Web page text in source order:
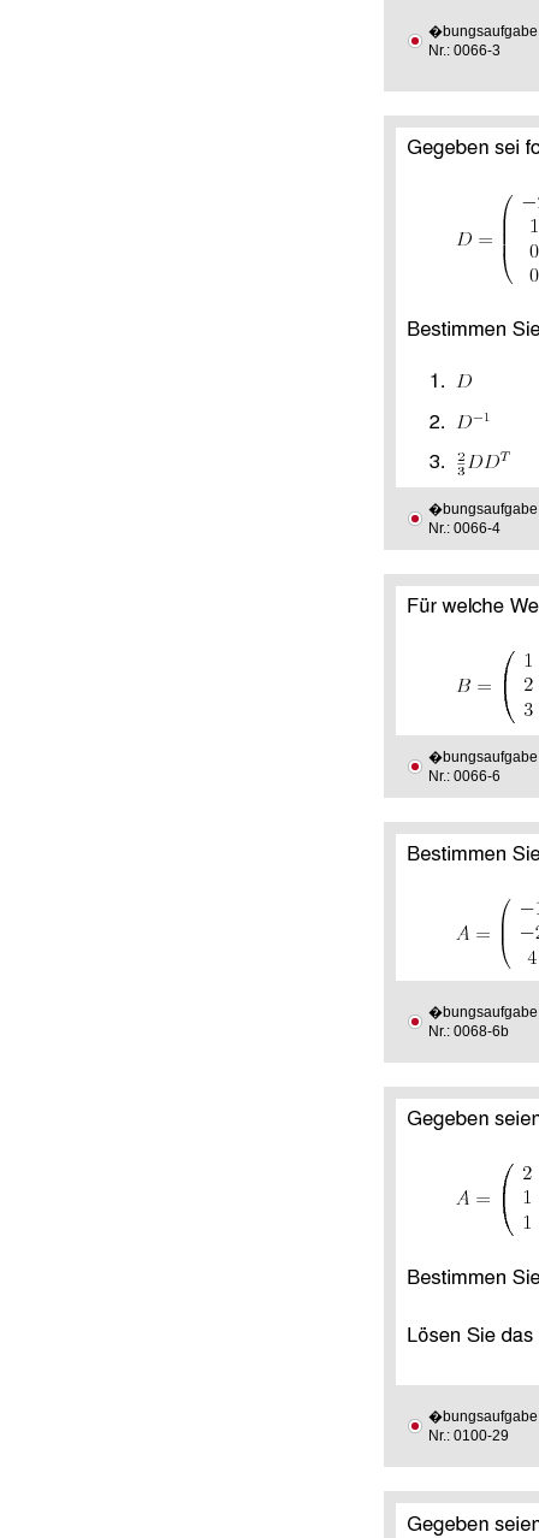
�bungsaufgabe
Nr.: 0066-3
�bungsaufgabe
Nr.: 0066-4
�bungsaufgabe
Nr.: 0066-6
�bungsaufgabe
Nr.: 0068-6b
�bungsaufgabe
Nr.: 0100-29